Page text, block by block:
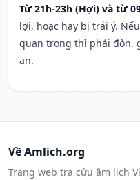
Từ 21h-23h (Hợi) và từ
lợi, hoặc hay bị trái ý.
quan trọng thì phải đòn,
an.
Về Amlich.org
Trang web tra cứu âm lịch